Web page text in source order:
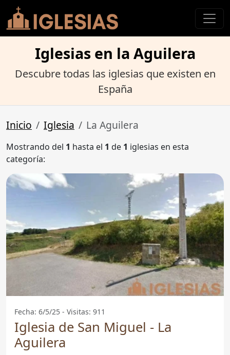
Iglesias en la Aguilera
Descubre todas las iglesias que existen en
España
Inicio Iglesia La Aguilera
Mostrando del 1 hasta el 1 de 1 iglesias en esta
categoría:
Fecha: 6/5/25 - Visitas: 911
Iglesia de San Miguel - La
Aguilera